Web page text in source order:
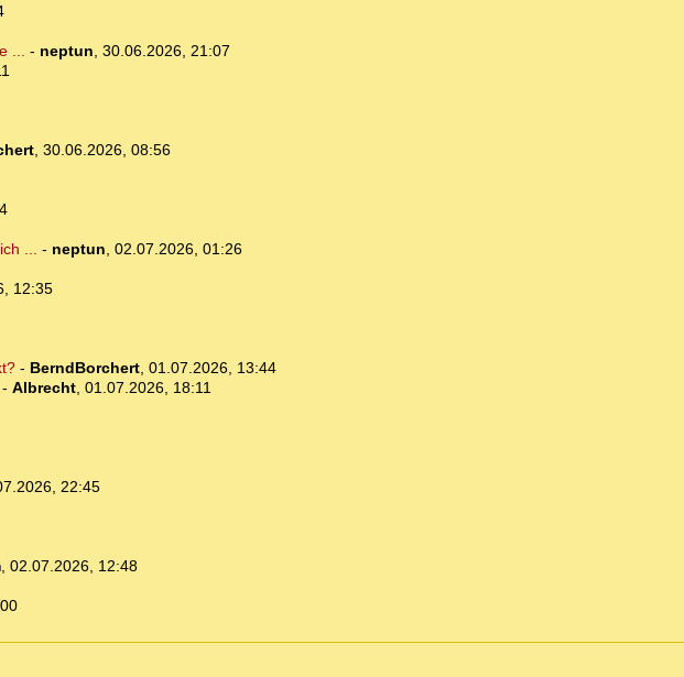
... - neptun, 30.06.2026, 21:07
, 30.06.2026, 08:56
... - neptun, 02.07.2026, 01:26
12:35
- BerndBorchert, 01.07.2026, 13:44
- Albrecht, 01.07.2026, 18:11
22:45
, 02.07.2026, 12:48